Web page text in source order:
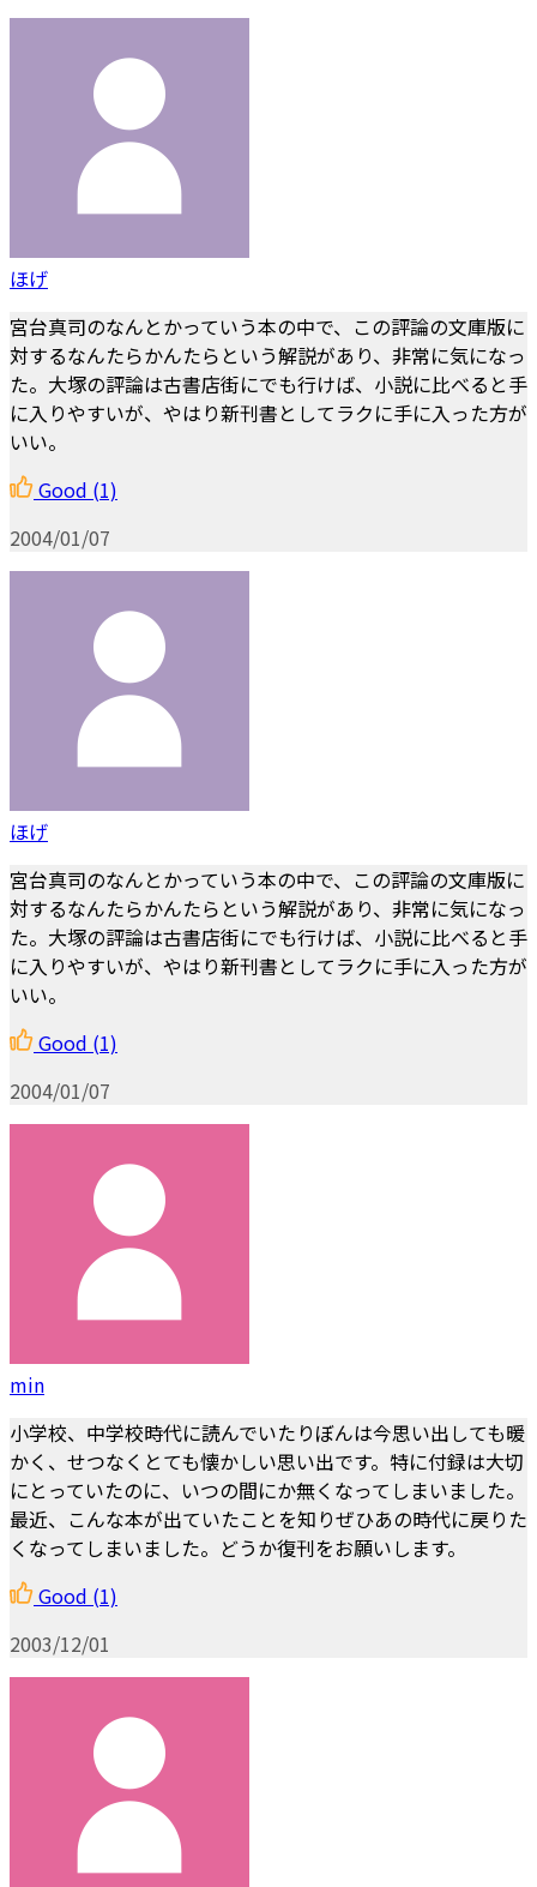
ほげ
宮台真司のなんとかっていう本の中で、この評論の文庫版に
対するなんたらかんたらという解説があり、非常に気になっ
た。大塚の評論は古書店街にでも行けば、小説に比べると手
に入りやすいが、やはり新刊書としてラクに手に入った方が
いい。
Good (1)
2004/01/07
ほげ
宮台真司のなんとかっていう本の中で、この評論の文庫版に
対するなんたらかんたらという解説があり、非常に気になっ
た。大塚の評論は古書店街にでも行けば、小説に比べると手
に入りやすいが、やはり新刊書としてラクに手に入った方が
いい。
Good (1)
2004/01/07
min
小学校、中学校時代に読んでいたりぼんは今思い出しても暖
かく、せつなくとても懐かしい思い出です。特に付録は大切
にとっていたのに、いつの間にか無くなってしまいました。
最近、こんな本が出ていたことを知りぜひあの時代に戻りた
くなってしまいました。どうか復刊をお願いします。
Good (1)
2003/12/01